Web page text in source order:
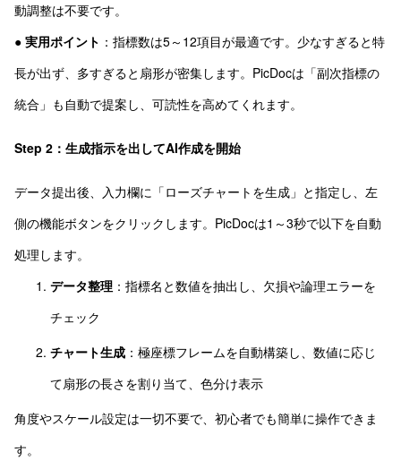
動調整は不要です。
● 実用ポイント ：指標数は5～12項目が最適です。少なすぎると特
長が出ず、多すぎると扇形が密集します。PicDocは「副次指標の
統合」も自動で提案し、可読性を高めてくれます。
Step 2：生成指示を出してAI作成を開始
データ提出後、入力欄に「ローズチャートを生成」と指定し、左
側の機能ボタンをクリックします。PicDocは1～3秒で以下を自動
処理します。
データ整理 ：指標名と数値を抽出し、欠損や論理エラーを
チェック
チャート生成 ：極座標フレームを自動構築し、数値に応じ
て扇形の長さを割り当て、色分け表示
角度やスケール設定は一切不要で、初心者でも簡単に操作できま
す。